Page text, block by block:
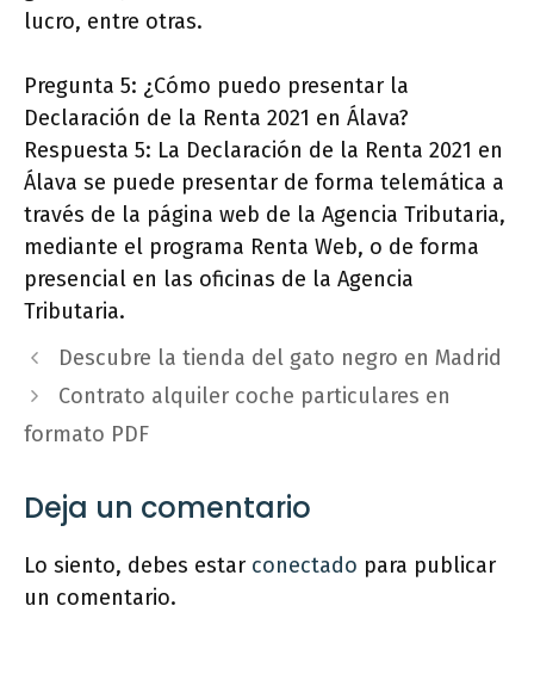
lucro, entre otras.
Pregunta 5: ¿Cómo puedo presentar la
Declaración de la Renta 2021 en Álava?
Respuesta 5: La Declaración de la Renta 2021 en
Álava se puede presentar de forma telemática a
través de la página web de la Agencia Tributaria,
mediante el programa Renta Web, o de forma
presencial en las oficinas de la Agencia
Tributaria.
Descubre la tienda del gato negro en Madrid
Contrato alquiler coche particulares en
formato PDF
Deja un comentario
Lo siento, debes estar conectado para publicar
un comentario.